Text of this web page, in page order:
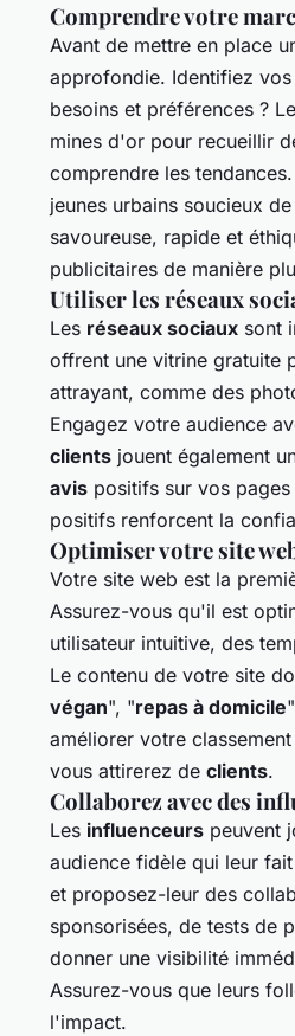
Comprendre votre
Avant de mettre en place
approfondie. Identifiez vos
besoins et préférences ?
mines d'or pour recueillir
comprendre les
jeunes urbains soucieux
savoureuse, rapide et
publicitaires de manière
Utiliser les réseaux
Les réseaux sociaux sont
offrent une vitrine gratuite
attrayant, comme des
Engagez votre audience
clients jouent également
avis positifs sur vos
positifs renforcent la
Optimiser votre site
Votre site web est la
Assurez-vous qu'il est
utilisateur intuitive, des
Le contenu de votre site
végan", "repas à domicile
améliorer votre
vous attirerez de clients.
Collaborez avec des
Les influenceurs peuvent
audience fidèle qui leur
et proposez-leur des
sponsorisées, de tests de
donner une visibilité
Assurez-vous que leurs
l'impact.